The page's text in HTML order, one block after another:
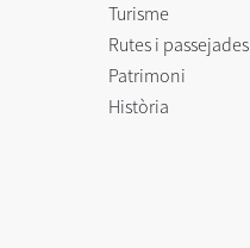
Turisme
Rutes i passejades
Patrimoni
Història